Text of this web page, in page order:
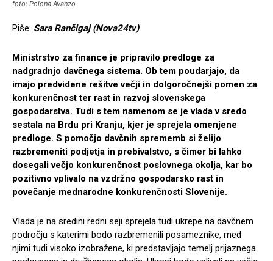
foto: Polona Avanzo
Piše: Sara Rančigaj (Nova24tv)
Ministrstvo za finance je pripravilo predloge za
nadgradnjo davčnega sistema. Ob tem poudarjajo, da
imajo predvidene rešitve večji in dolgoročnejši pomen za
konkurenčnost ter rast in razvoj slovenskega
gospodarstva. Tudi s tem namenom se je vlada v sredo
sestala na Brdu pri Kranju, kjer je sprejela omenjene
predloge. S pomočjo davčnih sprememb si želijo
razbremeniti podjetja in prebivalstvo, s čimer bi lahko
dosegali večjo konkurenčnost poslovnega okolja, kar bo
pozitivno vplivalo na vzdržno gospodarsko rast in
povečanje mednarodne konkurenčnosti Slovenije.
Vlada je na sredini redni seji sprejela tudi ukrepe na davčnem
področju s katerimi bodo razbremenili posameznike, med
njimi tudi visoko izobražene, ki predstavljajo temelj prijaznega